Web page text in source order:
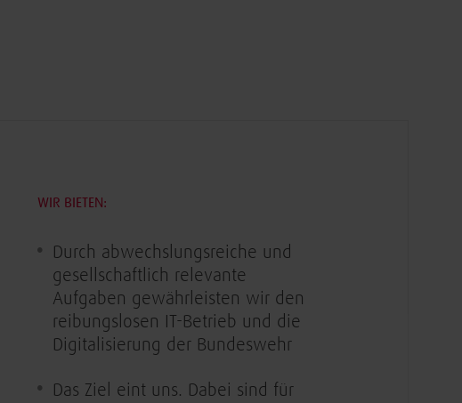
WIR BIETEN:
Durch abwechslungsreiche und
gesellschaftlich relevante
Aufgaben gewährleisten wir den
reibungslosen IT-Betrieb und die
Digitalisierung der Bundeswehr
Das Ziel eint uns. Dabei sind für